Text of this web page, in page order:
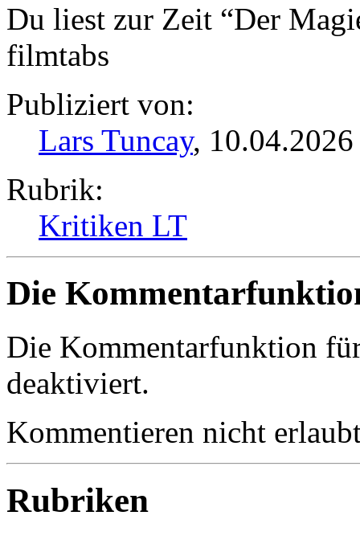
Du liest zur Zeit “Der
filmtabs
Publiziert von:
Lars Tuncay,
Rubrik:
Kritiken LT
Die
Die Kommentarfunktion
deaktiviert.
Kommentieren nicht
Rubriken